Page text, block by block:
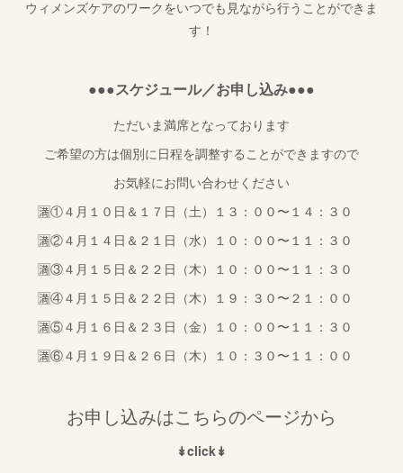
ウィメンズケアのワークをいつでも見ながら行うことができま
す！
●●●スケジュール／お申し込み●●●
ただいま満席となっております
ご希望の方は個別に日程を調整することができますので
お気軽にお問い合わせください
🈵①４月１０日＆１７日（土）１３：００〜１４：３０
🈵②４月１４日＆２１日（水）１０：００〜１１：３０
🈵③４月１５日＆２２日（木）１０：００〜１１：３０
🈵④４月１５日＆２２日（木）１９：３０〜２１：００
🈵⑤４月１６日＆２３日（金）１０：００〜１１：３０
🈵⑥４月１９日＆２６日（木）１０：３０〜１１：００
お申し込みはこちらのページから
↡click↡